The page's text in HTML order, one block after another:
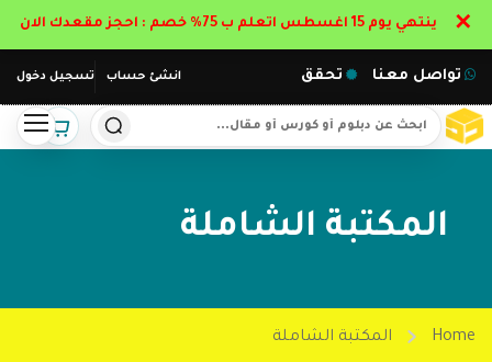
انشئ حساب تسجيل دخول تواصل معنا تحقق
المكتبة الشاملة
Home المكتبة الشاملة
ينتهي يوم 15 اغسطس اتعلم ب 75% خصم : احجز مقعدك الان ✕